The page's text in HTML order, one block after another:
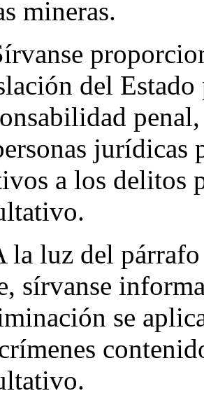
mineras.
del Estado
jurídicas
a los delitos
la luz del
sírvanse
se